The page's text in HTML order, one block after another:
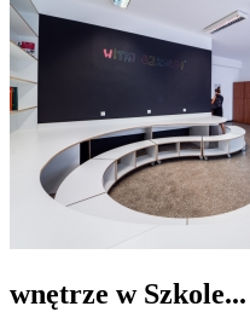
wnętrze w Szkole...